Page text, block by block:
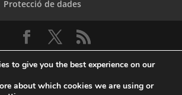
Protecció de dades
to give you the best experience on our
about which cookies we are using or